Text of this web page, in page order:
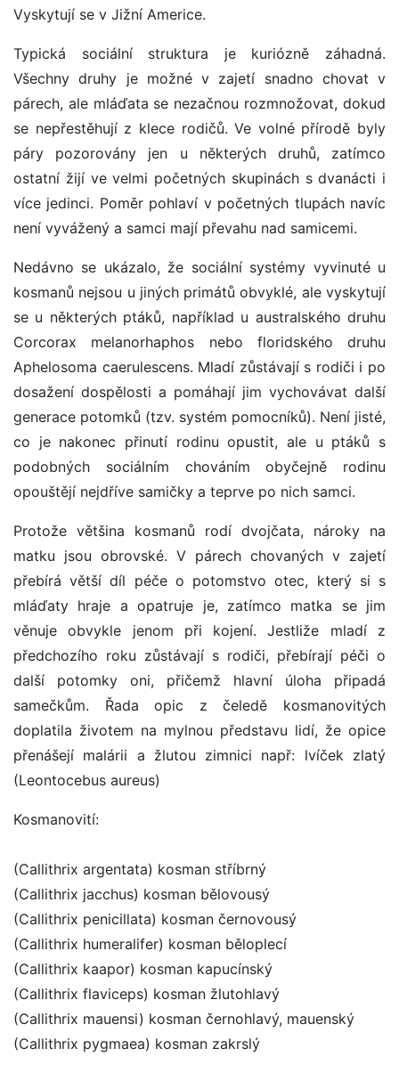
Vyskytují se v Jižní Americe.
Typická sociální struktura je kuriózně záhadná.
Všechny druhy je možné v zajetí snadno chovat v
párech, ale mláďata se nezačnou rozmnožovat, dokud
se nepřestěhují z klece rodičů. Ve volné přírodě byly
páry pozorovány jen u některých druhů, zatímco
ostatní žijí ve velmi početných skupinách s dvanácti i
více jedinci. Poměr pohlaví v početných tlupách navíc
není vyvážený a samci mají převahu nad samicemi.
Nedávno se ukázalo, že sociální systémy vyvinuté u
kosmanů nejsou u jiných primátů obvyklé, ale vyskytují
se u některých ptáků, například u australského druhu
Corcorax melanorhaphos nebo floridského druhu
Aphelosoma caerulescens. Mladí zůstávají s rodiči i po
dosažení dospělosti a pomáhají jim vychovávat další
generace potomků (tzv. systém pomocníků). Není jisté,
co je nakonec přinutí rodinu opustit, ale u ptáků s
podobných sociálním chováním obyčejně rodinu
opouštějí nejdříve samičky a teprve po nich samci.
Protože většina kosmanů rodí dvojčata, nároky na
matku jsou obrovské. V párech chovaných v zajetí
přebírá větší díl péče o potomstvo otec, který si s
mláďaty hraje a opatruje je, zatímco matka se jim
věnuje obvykle jenom při kojení. Jestliže mladí z
předchozího roku zůstávají s rodiči, přebírají péči o
další potomky oni, přičemž hlavní úloha připadá
samečkům. Řada opic z čeledě kosmanovitých
doplatila životem na mylnou představu lidí, že opice
přenášejí malárii a žlutou zimnici např: lvíček zlatý
(Leontocebus aureus)
Kosmanovití:
(Callithrix argentata) kosman stříbrný
(Callithrix jacchus) kosman bělovousý
(Callithrix penicillata) kosman černovousý
(Callithrix humeralifer) kosman běloplecí
(Callithrix kaapor) kosman kapucínský
(Callithrix flaviceps) kosman žlutohlavý
(Callithrix mauensi) kosman černohlavý, mauenský
(Callithrix pygmaea) kosman zakrslý